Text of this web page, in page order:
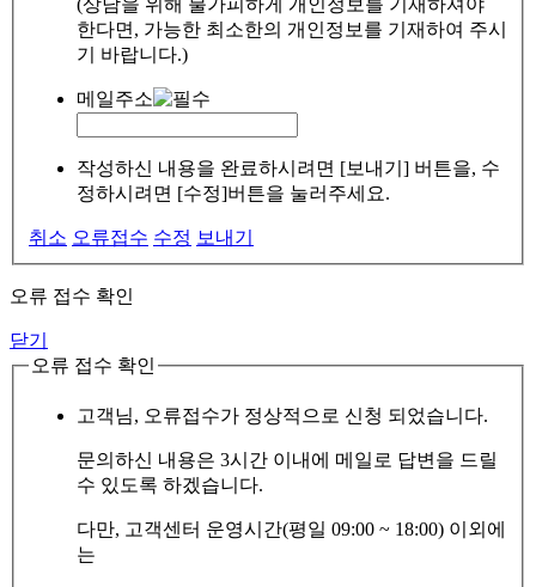
한다면, 가능한 최소한의 개인정보를 기재하여 주시
기 바랍니다.)
메일주소
작성하신 내용을 완료하시려면 [보내기] 버튼을, 수
정하시려면 [수정]버튼을 눌러주세요.
취소 오류접수 수정 보내기
오류 접수 확인
닫기
오류 접수 확인
고객님, 오류접수가 정상적으로 신청 되었습니다.
문의하신 내용은 3시간 이내에 메일로 답변을 드릴
수 있도록 하겠습니다.
다만, 고객센터 운영시간(평일 09:00 ~ 18:00) 이외에
는